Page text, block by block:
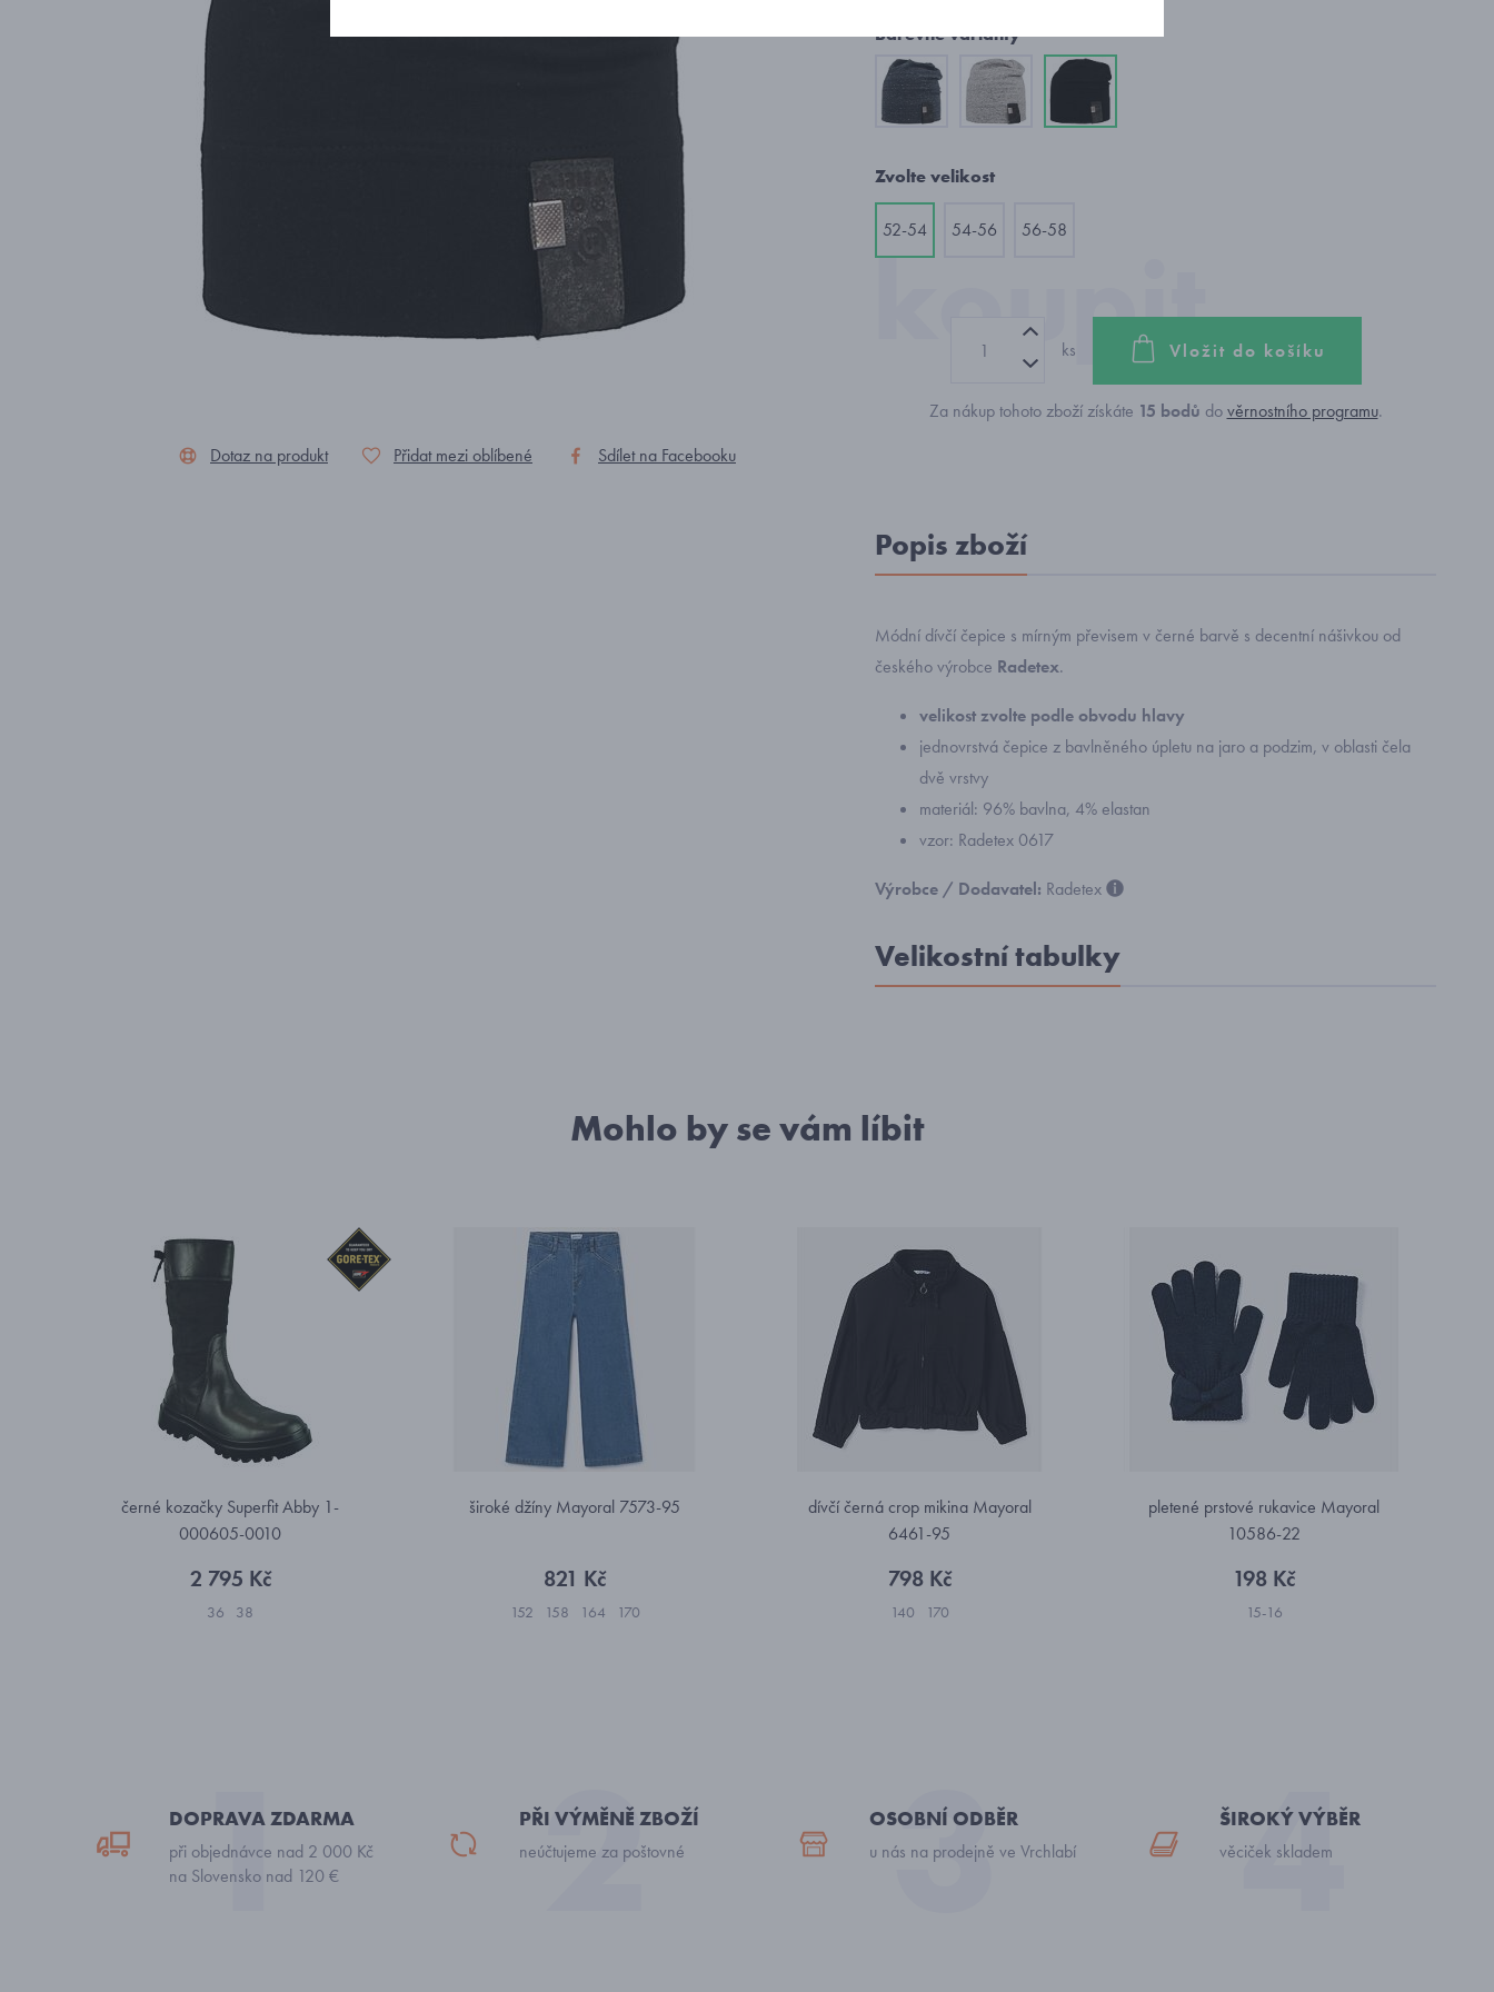
Dotaz na produkt Přidat mezi oblíbené Sdílet na Facebooku
Barevné varianty
Zvolte velikost
52-54 54-56 56-58
ks Vložit do košíku
Za nákup tohoto zboží získáte 15 bodů dověrnostního programu.
Popis zboží
Módní dívčí čepice s mírným převisem v černé barvě s decentní nášivkou od
českého výrobce Radetex.
velikost zvolte podle obvodu hlavy
jednovrstvá čepice z bavlněného úpletu na jaro a podzim, v oblasti čela
dvě vrstvy
materiál: 96% bavlna, 4% elastan
vzor: Radetex 0617
Výrobce / Dodavatel: Radetex
Velikostní tabulky
Mohlo by se vám líbit
černé kozačky Superfit Abby 1-
000605-0010
2 795 Kč
36 38
široké džíny Mayoral 7573-95
821 Kč
152 158 164 170
dívčí černá crop mikina Mayoral
6461-95
798 Kč
140 170
pletené prstové rukavice Mayoral
10586-22
198 Kč
15-16
DOPRAVA ZDARMA
při objednávce nad 2 000 Kč
na Slovensko nad 120 €
PŘI VÝMĚNĚ ZBOŽÍ
neúčtujeme za poštovné
OSOBNÍ ODBĚR
u nás na prodejně ve Vrchlabí
ŠIROKÝ VÝBĚR
věciček skladem